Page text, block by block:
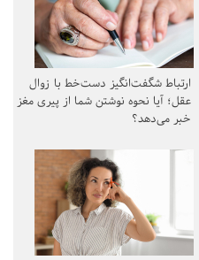
ارتباط شگفت‌انگیز دست‌خط با زوال
عقل؛ آیا نحوه نوشتن شما از پیری مغز
خبر می‌دهد؟